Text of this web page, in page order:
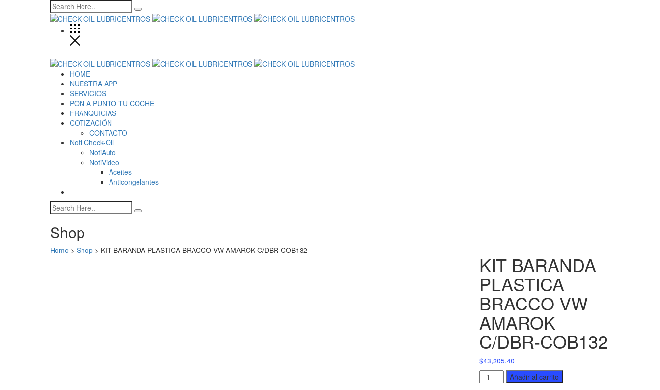
HOME
NUESTRA APP
SERVICIOS
PON A PUNTO TU COCHE
FRANQUICIAS
COTIZACIÓN
CONTACTO
Noti Check-Oil
NotiAuto
NotiVideo
Aceites
Anticongelantes
Shop
Home > Shop > KIT BARANDA PLASTICA BRACCO VW AMAROK C/DBR-COB132
KIT BARANDA
PLASTICA
BRACCO VW
AMAROK
C/DBR-COB132
$43,205.40
KIT
BARANDA
Añadir al carrito